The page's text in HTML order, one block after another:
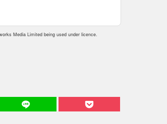
Media Limited being used under licence.